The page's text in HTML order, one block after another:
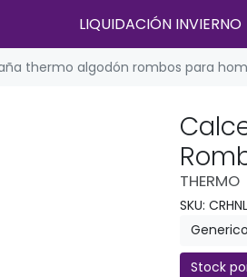
LIQUIDACIÓN INVIERNO
thermo algodón rombos para
THERMO
SKU:
Generico
Stock